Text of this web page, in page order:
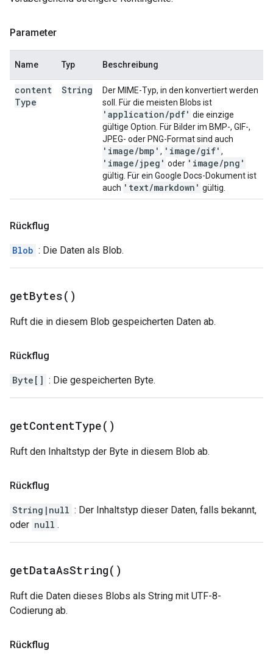
Parameter
Name Typ Beschreibung
content
Type
String
Der MIME-Typ, in den konvertiert werden
soll. Für die meisten Blobs ist
'application/pdf' die einzige
gültige Option. Für Bilder im BMP-, GIF-,
JPEG- oder PNG-Format sind auch
'image/bmp' , 'image/gif' ,
'image/jpeg' oder 'image/png'
gültig. Für ein Google Docs-Dokument ist
auch 'text/markdown' gültig.
Rückflug
Blob : Die Daten als Blob.
getBytes( )
Ruft die in diesem Blob gespeicherten Daten ab.
Rückflug
Byte[] : Die gespeicherten Byte.
getContentType( )
Ruft den Inhaltstyp der Byte in diesem Blob ab.
Rückflug
String|null : Der Inhaltstyp dieser Daten, falls bekannt,
oder null .
getDataAsString( )
Ruft die Daten dieses Blobs als String mit UTF-8-
Codierung ab.
Rückflug